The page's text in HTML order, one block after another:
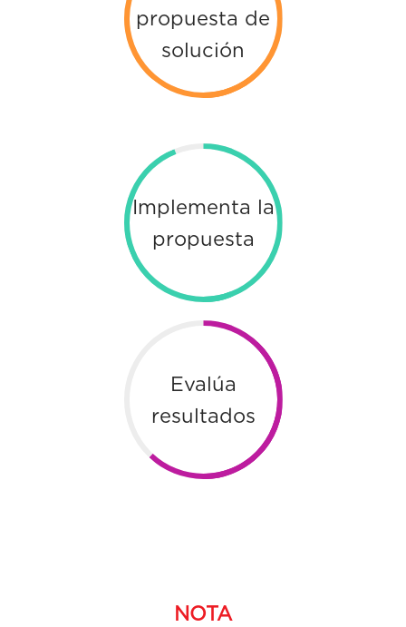
propuesta de
solución
Implementa la
propuesta
Evalúa
resultados
NOTA